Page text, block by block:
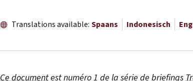
Translations available: Spaans Indonesisch
Ce documentest numéro 1 de la série de briefings